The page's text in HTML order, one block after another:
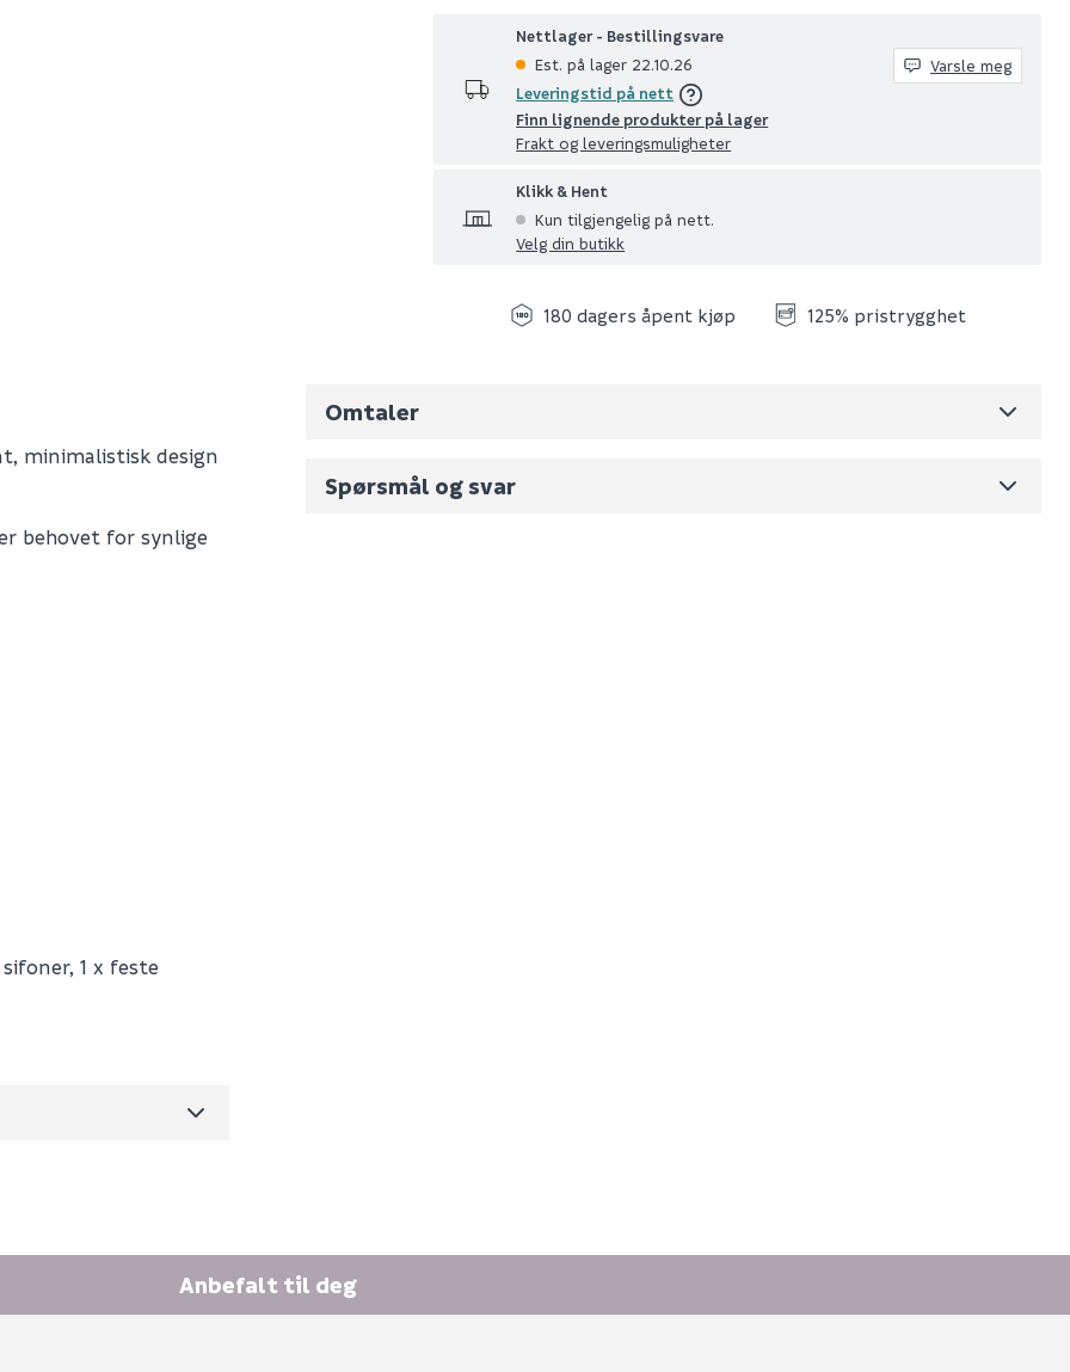
Nettlager - Bestillingsvare
Est. på lager 22.10.26
Leveringstid på nett
Finn lignende produkter på lager
Frakt og leveringsmuligheter
Varsle meg
Klikk & Hent
Kun tilgjengelig på nett.
Velg din butikk
180 dagers åpent kjøp 125% pristrygghet
minimalistisk design
behovet for synlige
1 x festeK39110GK
per salgsforpakning)
Omtaler
Spørsmål og svar
Anbefalt til deg